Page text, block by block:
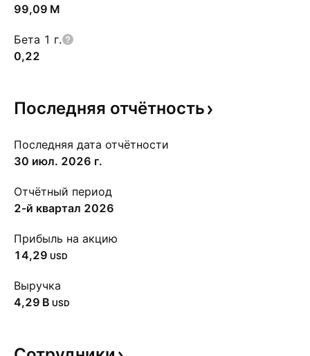
‪99,09 M‬
Бета 1 г.
0,22
Последняя отчётность
Последняя дата отчётности
30 июл. 2026 г.
Отчётный период
2-й квартал 2026
Прибыль на акцию
14,29 USD
Выручка
‪4,29 B‬ USD